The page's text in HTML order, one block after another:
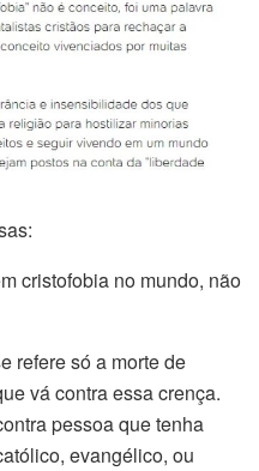
cristofobia no mundo, não
refere só a morte de
vá contra essa crença.
pessoa que tenha
evangélico, ou